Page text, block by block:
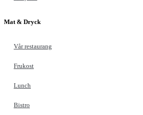
Mat & Dryck
Vår restaurang
Frukost
Lunch
Bistro